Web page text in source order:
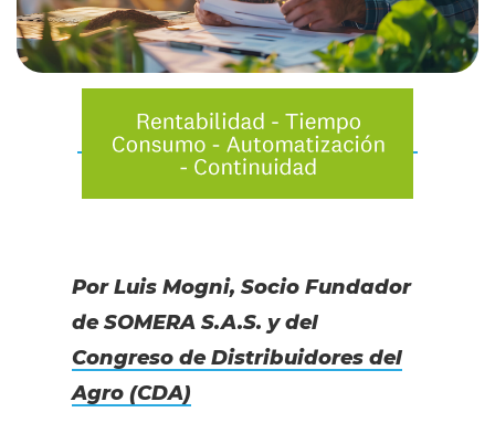
Por Luis Mogni, Socio Fundador
de SOMERA S.A.S. y del
Congreso de Distribuidores del
Agro (CDA)